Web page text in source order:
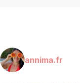
annima.fr